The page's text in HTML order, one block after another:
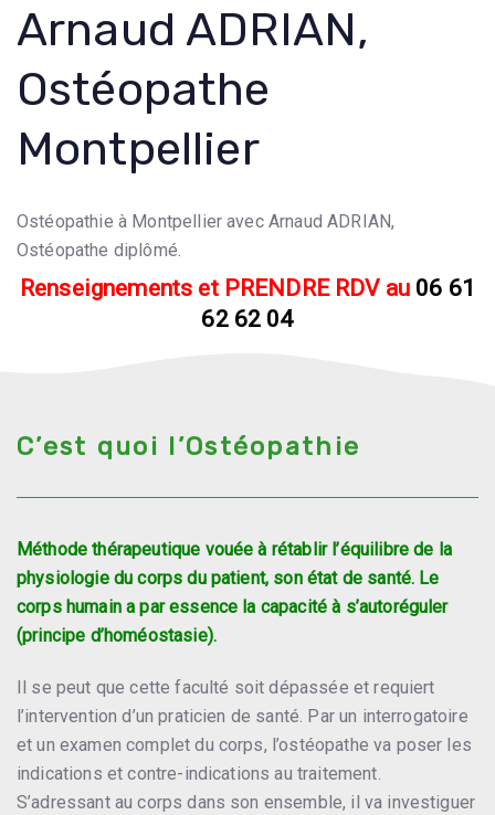
Arnaud ADRIAN,
Ostéopathe
Montpellier
Ostéopathie à Montpellier avec Arnaud ADRIAN,
Ostéopathe diplômé.
Renseignements et PRENDRE RDV au 06 61
62 62 04
C’est quoi l’Ostéopathie
Méthode thérapeutique vouée à rétablir l’équilibre de la
physiologie du corps du patient, son état de santé. Le
corps humain a par essence la capacité à s’autoréguler
(principe d’homéostasie).
Il se peut que cette faculté soit dépassée et requiert
l’intervention d’un praticien de santé. Par un interrogatoire
et un examen complet du corps, l’ostéopathe va poser les
indications et contre-indications au traitement.
S’adressant au corps dans son ensemble, il va investiguer